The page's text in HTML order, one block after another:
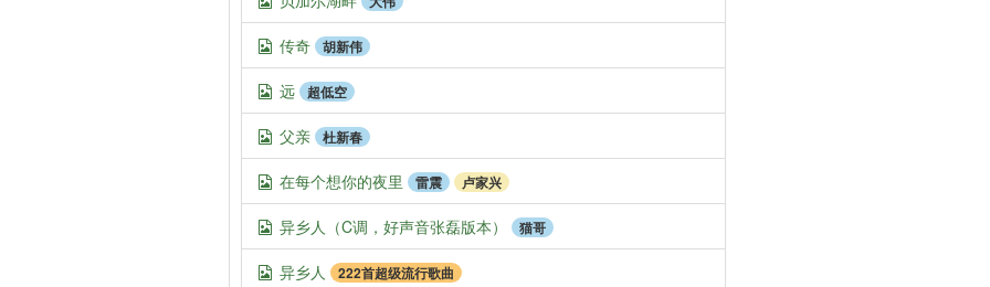
传奇 胡新伟
远 超低空
父亲 杜新春
在每个想你的夜里 雷震 卢家兴
异乡人（C调，好声音张磊版本） 猫哥
异乡人 222首超级流行歌曲